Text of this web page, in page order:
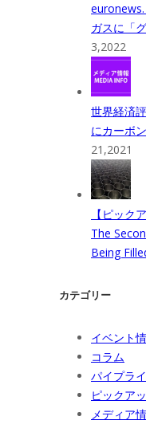
ガスに「
3,2022
世界経済
にカーボ
21,2021
【ピック
The
Being
カテゴリー
イベント
コラム
パイプラ
ピックア
メディア